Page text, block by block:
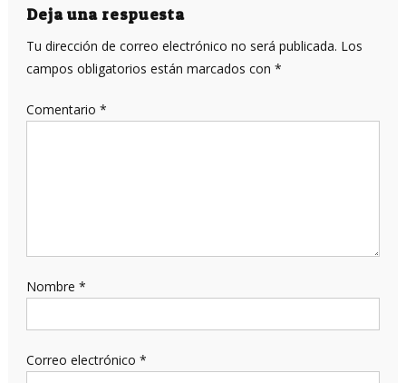
entradas
Deja una respuesta
Tu dirección de correo electrónico no será publicada. Los
campos obligatorios están marcados con *
Comentario *
Nombre *
Correo electrónico *